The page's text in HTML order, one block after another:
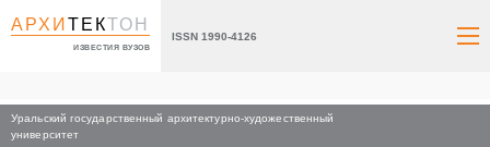
АРХИТЕКТОН
ИЗВЕСТИЯ ВУЗОВ
ISSN 1990-4126
Уральский государственный архитектурно-художественный
университет
Главная